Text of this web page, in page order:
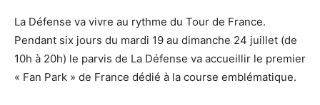
La Défense va vivre au rythme du Tour de France.
Pendant six jours du mardi 19 au dimanche 24 juillet (de
10h à 20h) le parvis de La Défense va accueillir le premier
« Fan Park » de France dédié à la course emblématique.